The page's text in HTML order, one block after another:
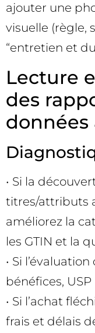
ajouter une
visuelle (règle,
“entretien et
Lecture
des
données
• Si la
titres/attributs
améliorez la
les GTIN et la
• Si
bénéfices,
• Si l’achat
frais et délais